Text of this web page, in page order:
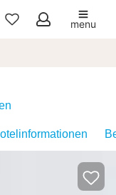
Meine
menu